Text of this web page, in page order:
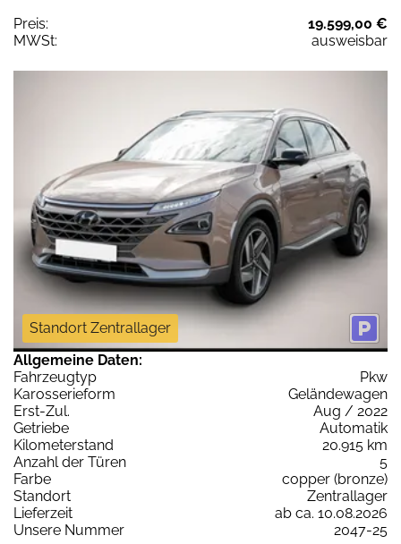
Preis:
19.599,00 €
MWSt:
ausweisbar
Standort Zentrallager
Allgemeine Daten:
Fahrzeugtyp
Pkw
Karosserieform
Geländewagen
Erst-Zul.
Aug / 2022
Getriebe
Automatik
Kilometerstand
20.915 km
Anzahl der Türen
5
Farbe
copper (bronze)
Standort
Zentrallager
Lieferzeit
ab ca. 10.08.2026
Unsere Nummer
2047-25